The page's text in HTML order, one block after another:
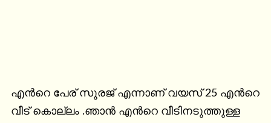
എൻറെ പേര് സൂരജ് എന്നാണ് വയസ് 25 എൻറെ
വീട് കൊല്ലം .ഞാൻ എൻറെ വീടിനടുത്തുള്ള